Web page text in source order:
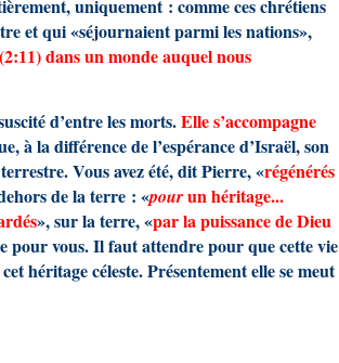
uniquement : comme ces chrétiens
et qui «séjournaient parmi les nations»,
dans un monde auquel nous
d’entre les morts.Elle s’accompagne
à la différence de l’espérance d’Israël, son
Vous avez été, dit Pierre, «régénérés
de la terre : «pourun héritage...
», sur la terre, «par la puissance de Dieu
pour vous. Il faut attendre pour que cette vie
héritage céleste. Présentement elle se meut